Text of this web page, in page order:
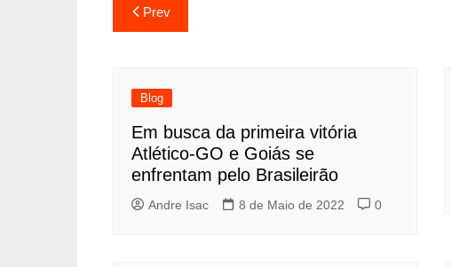
Prev
Blog
Em busca da primeira vitória
Atlético-GO e Goiás se
enfrentam pelo Brasileirão
Andre Isac 8 de Maio de 2022 0